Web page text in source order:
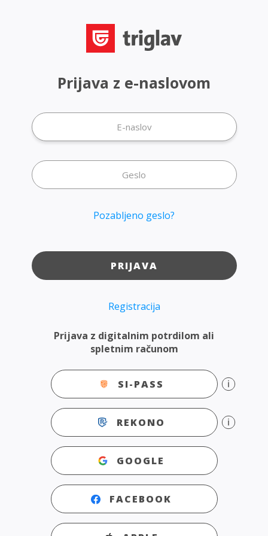
Prijava z digitalnim potrdilom ali
spletnim računom
SI-PASS
REKONO
GOOGLE
FACEBOOK
Prijava z e-naslovom
Pozabljeno geslo?
PRIJAVA
Registracija